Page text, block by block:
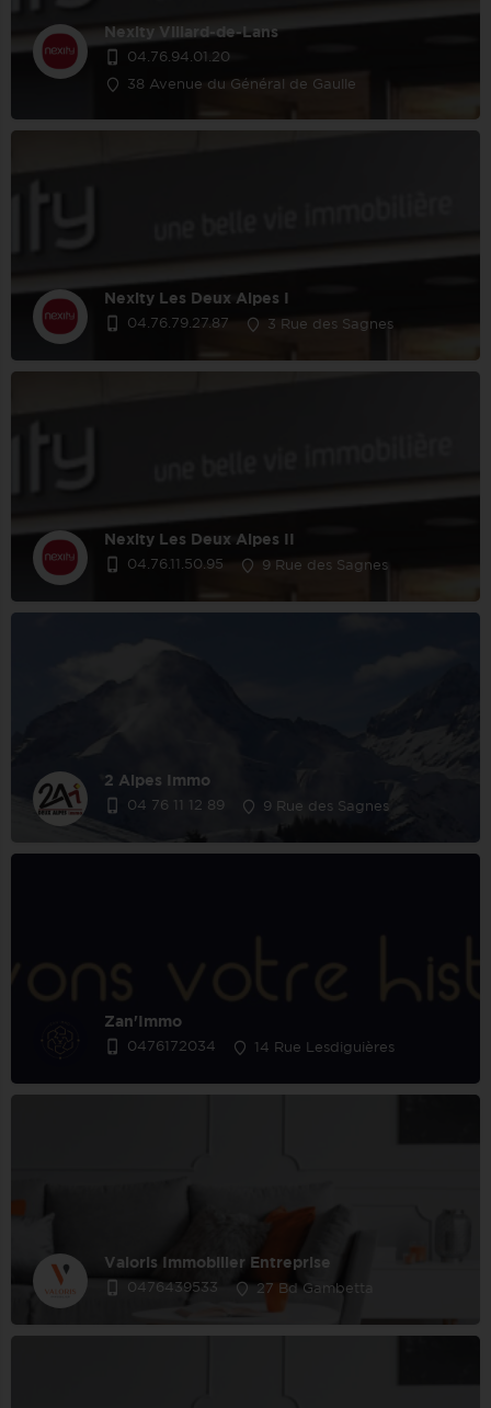
Nexity Villard-de-Lans
04.76.94.01.20
38 Avenue du Général de Gaulle
Nexity Les Deux Alpes I
04.76.79.27.87 3 Rue des Sagnes
Nexity Les Deux Alpes II
04.76.11.50.95 9 Rue des Sagnes
2 Alpes Immo
04 76 11 12 89 9 Rue des Sagnes
Zan'Immo
0476172034 14 Rue Lesdiguières
Valoris Immobilier Entreprise
0476439533 27 Bd Gambetta